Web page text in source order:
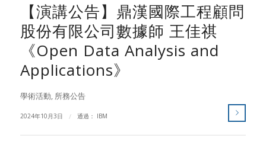
【演講公告】鼎漢國際工程顧問
股份有限公司數據師 王佳祺
《Open Data Analysis and
Applications》
學術活動, 所務公告
2024年10月3日 / 通過： IBM